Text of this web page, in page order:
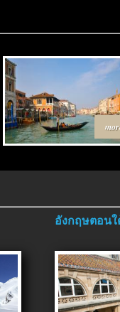
อังกฤษตอนใ